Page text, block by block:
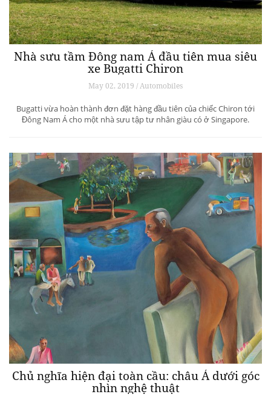
Nhà sưu tầm Đông nam Á đầu tiên mua siêu
xe Bugatti Chiron
May 02, 2019 / Automobiles
Bugatti vừa hoàn thành đơn đặt hàng đầu tiên của chiếc Chiron tới
Đông Nam Á cho một nhà sưu tập tư nhân giàu có ở Singapore.
Chủ nghĩa hiện đại toàn cầu: châu Á dưới góc
nhìn nghệ thuật